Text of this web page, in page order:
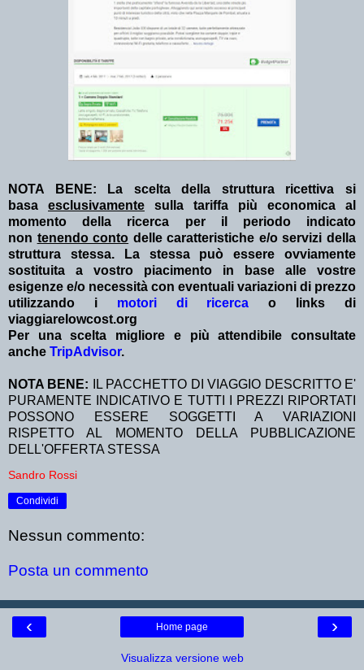
NOTA BENE: La scelta della struttura ricettiva si
basa esclusivamente sulla tariffa più economica al
momento della ricerca per il periodo indicato
non tenendo conto delle caratteristiche e/o servizi della
struttura stessa. La stessa può essere ovviamente
sostituita a vostro piacimento in base alle vostre
esigenze e/o necessità con eventuali variazioni di prezzo
utilizzando i motori di ricerca o links di
viaggiarelowcost.org
Per una scelta migliore e più attendibile consultate
anche TripAdvisor.
NOTA BENE:
IL PACCHETTO DI VIAGGIO DESCRITTO E'
PURAMENTE INDICATIVO E TUTTI I PREZZI RIPORTATI
POSSONO ESSERE SOGGETTI A VARIAZIONI
RISPETTO AL MOMENTO DELLA PUBBLICAZIONE
DELL'OFFERTA STESSA
Sandro Rossi
Condividi
Nessun commento:
Posta un commento
‹ ›
Home page
Visualizza versione web